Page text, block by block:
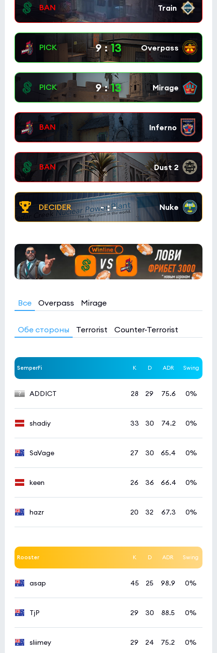
Nexus 0 5:4
9 : 13
9 : 13
- : -
Все Overpass Mirage
Обе стороны Terrorist Counter-Terrorist
SemperFi K D ADR Swing
ADDICT 28 29 75.6 0%
shadiy 33 30 74.2 0%
SaVage 27 30 65.4 0%
keen 26 36 66.4 0%
hazr 20 32 67.3 0%
Rooster K D ADR Swing
asap 45 25 98.9 0%
TjP 29 30 88.5 0%
sliimey 29 24 75.2 0%